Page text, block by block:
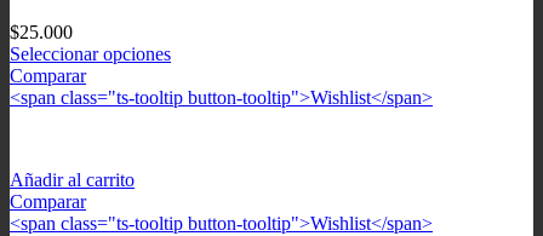
$25.000
Seleccionar opciones
Comparar
<span class="ts-tooltip button-tooltip">Wishlist</span>
Añadir al carrito
Comparar
<span class="ts-tooltip button-tooltip">Wishlist</span>